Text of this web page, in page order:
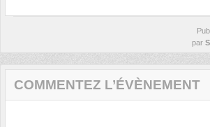
par
COMMENTEZ L’ÉVÈNEMENT